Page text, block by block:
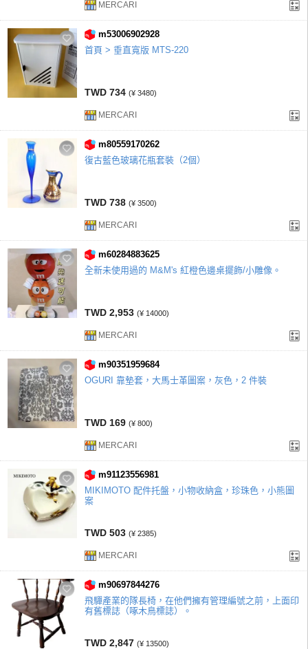
MERCARI
m53006902928
首頁 > 垂直寬版 MTS-220
TWD 734 (¥ 3480)
MERCARI
m80559170262
復古藍色玻璃花瓶套裝（2個）
TWD 738 (¥ 3500)
MERCARI
m60284883625
全新未使用過的 M&M's 紅橙色邊桌擺飾/小雕像。
TWD 2,953 (¥ 14000)
MERCARI
m90351959684
OGURI 靠墊套，大馬士革圖案，灰色，2 件裝
TWD 169 (¥ 800)
MERCARI
m91123556981
MIKIMOTO 配件托盤，小物收納盒，珍珠色，小熊圖
案
TWD 503 (¥ 2385)
MERCARI
m90697844276
飛驒產業的隊長椅，在他們擁有管理編號之前，上面印
有舊標誌（啄木鳥標誌）。
TWD 2,847 (¥ 13500)